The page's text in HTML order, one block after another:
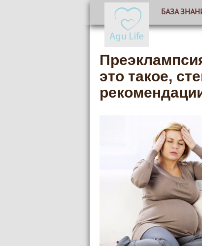
БАЗА
это такое,